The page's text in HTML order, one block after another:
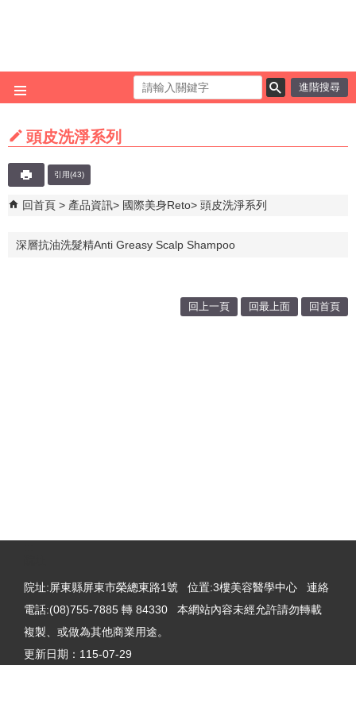
進階搜尋
頭皮洗淨系列
引用(43)
回首頁 產品資訊 國際美身Reto 頭皮洗淨系列
深層抗油洗髮精Anti Greasy Scalp Shampoo
回上一頁 回最上面 回首頁
院址:屏東縣屏東市榮總東路1號 位置:3樓美容醫學中心 連絡
電話:(08)755-7885 轉 84330 本網站內容未經允許請勿轉載
複製、或做為其他商業用途。
更新日期： 115-07-29